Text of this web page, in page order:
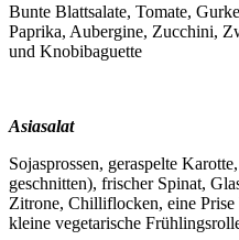
Bunte Blattsalate, Tomate,
Paprika, Aubergine, Zucchini,
und Knobibaguette
Asiasalat
Sojasprossen, geraspelte
geschnitten), frischer Spinat,
Zitrone, Chilliflocken, eine Prise
kleine vegetarische